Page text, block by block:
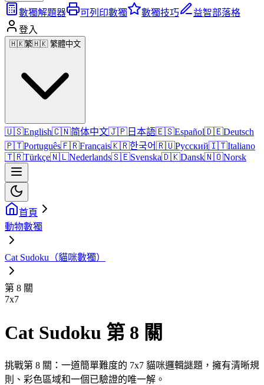
數獨解題器 可列印數獨 數獨技巧
益智部落格
登入
🇭🇰繁🇭🇰 繁體中文
🇺🇸English🇨🇳简体中文🇯🇵 日本語🇪🇸Español🇩🇪Deutsch
🇵🇹Português🇫🇷Français🇰🇷한국어🇷🇺Русский🇮🇹Italiano
🇹🇷Türkçe🇳🇱Nederlands🇸🇪Svenska🇩🇰Dansk🇳🇴Norsk
首頁
動物數獨
Cat Sudoku（貓咪數獨）
第 8 關
7x7
Cat Sudoku 第 8 關
挑戰第 8 關：一道簡單難度的 7x7 貓咪邏輯謎題，擁有清晰規
則、彩色區域和一個已驗證的唯一解。